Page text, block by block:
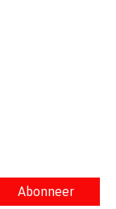
Abonneer